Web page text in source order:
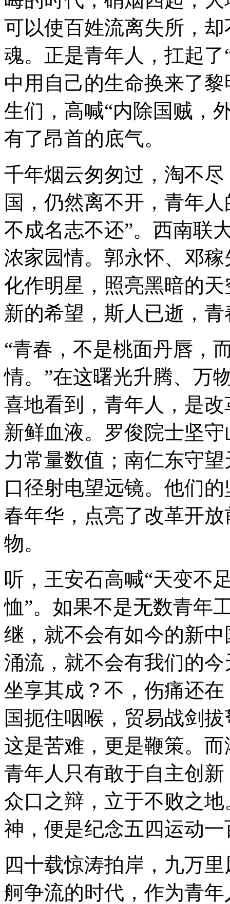
可以使百姓流离失所，
魂。正是青年人，扛起
中用自己的生命换来了
生们，高喊“内除国贼，
有了昂首的底气。
千年烟云匆匆过，淘不
国，仍然离不开，青年
不成名志不还”。西南联
浓家园情。郭永怀、邓
化作明星，照亮黑暗的
新的希望，斯人已逝，
“青春，不是桃面丹唇，
情。”在这曙光升腾、万
喜地看到，青年人，是
新鲜血液。罗俊院士坚
力常量数值；南仁东守
口径射电望远镜。他们
春年华，点亮了改革开
物。
听，王安石高喊“天变不
恤”。如果不是无数青年
继，就不会有如今的新
涌流，就不会有我们的
坐享其成？不，伤痛还
国扼住咽喉，贸易战剑
这是苦难，更是鞭策。
青年人只有敢于自主创
众口之辩，立于不败之
神，便是纪念五四运动
四十载惊涛拍岸，九万
舸争流的时代，作为青